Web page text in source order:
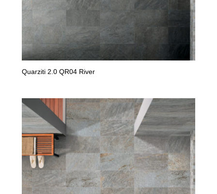
Quarziti 2.0 QR04 River